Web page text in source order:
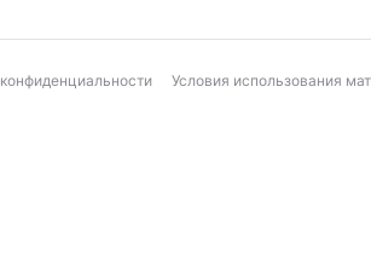
Условия использования